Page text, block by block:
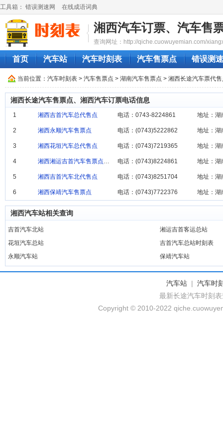
工具箱： 错误测速网 在线成语词典
湘西汽车订票、汽车售
查询网址：http://qiche.cuowuyemian.com/
首页 汽车站 汽车时刻表 汽车售票点 错误测
当前位置： 汽车时刻表 > 汽车售票点 > 湖南汽车售票点 > 湘西长途汽车票代
湘西长途汽车售票点、湘西汽车订票电话信息
1 湘西吉首汽车总代售点 电话：0743-8224861‎ 地址：湖
2 湘西永顺汽车售票点 电话：(0743)5222862 地址：湖
3 湘西花垣汽车总代售点 电话：(0743)7219365 地址：湖
4 湘西湘运吉首汽车售票点总售票点 电话：(0743)8224861 地址：湖
5 湘西吉首汽车北代售点 电话：(0743)8251704 地址：湖
6 湘西保靖汽车售票点 电话：(0743)7722376 地址：湖
湘西汽车站相关查询
吉首汽车北站
湘运吉首客运总站
花垣汽车总站
吉首汽车总站时刻表
永顺汽车站
保靖汽车站
汽车站 | 汽车时
最新长途汽车时刻
Copyright © 2010-2022